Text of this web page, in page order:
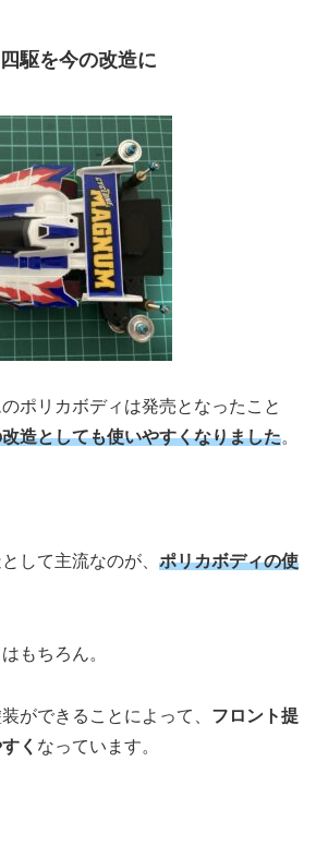
駆を今の改造に
ポリカボディは発売となったこと
造としても使いやすくなりました。
して主流なのが、 ポリカボディの使
はもちろん。
ができることによって、 フロント提
く なっています。